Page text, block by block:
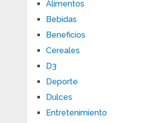
Alimentos
Bebidas
Beneficios
Cereales
D3
Deporte
Dulces
Entretenimiento